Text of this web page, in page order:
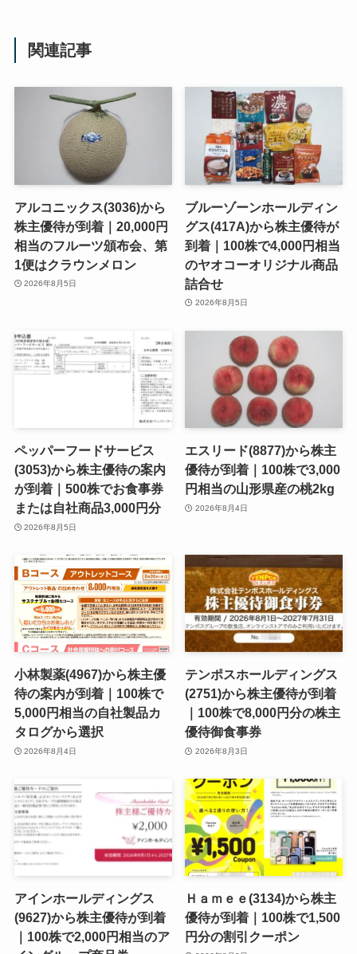
関連記事
アルコニックス(3036)から
株主優待が到着｜20,000円
相当のフルーツ頒布会、第
1便はクラウンメロン
2026年8月5日
ブルーゾーンホールディン
グス(417A)から株主優待が
到着｜100株で4,000円相当
のヤオコーオリジナル商品
詰合せ
2026年8月5日
ペッパーフードサービス
(3053)から株主優待の案内
が到着｜500株でお食事券
または自社商品3,000円分
2026年8月5日
エスリード(8877)から株主
優待が到着｜100株で3,000
円相当の山形県産の桃2kg
2026年8月4日
小林製薬(4967)から株主優
待の案内が到着｜100株で
5,000円相当の自社製品カ
タログから選択
2026年8月4日
テンポスホールディングス
(2751)から株主優待が到着
｜100株で8,000円分の株主
優待御食事券
2026年8月3日
アインホールディングス
(9627)から株主優待が到着
｜100株で2,000円相当のア
Ｈａｍｅｅ(3134)から株主
優待が到着｜100株で1,500
円分の割引クーポン